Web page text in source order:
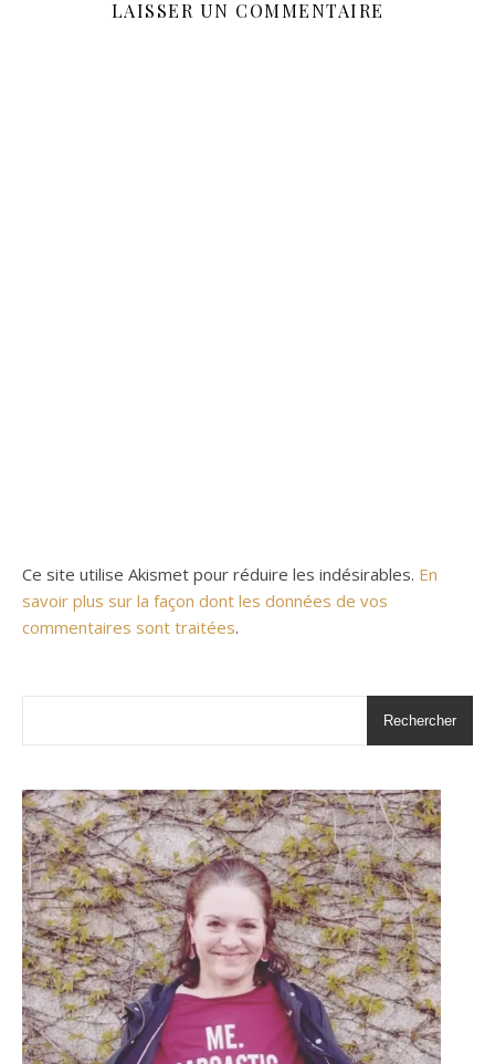
LAISSER UN COMMENTAIRE
Ce site utilise Akismet pour réduire les indésirables. En
savoir plus sur la façon dont les données de vos
commentaires sont traitées.
Rechercher